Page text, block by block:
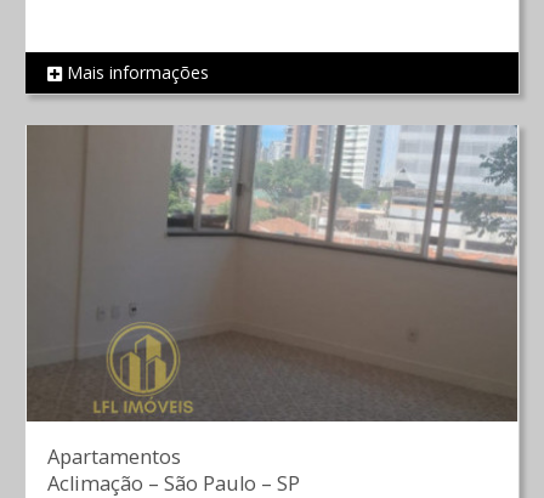
REF 736
Mais informações
Apartamentos
Aclimação – São Paulo – SP